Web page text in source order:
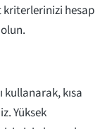
kriterlerinizi hesap
kısa
Yüksek